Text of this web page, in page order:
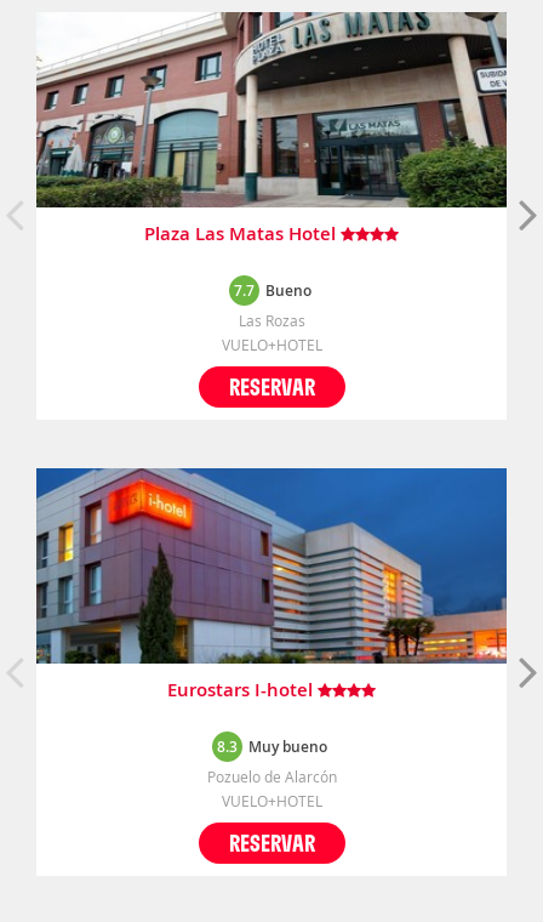
Plaza Las Matas Hotel
7.7 Bueno
Las Rozas
VUELO+HOTEL
RESERVAR
Eurostars I-hotel
8.3 Muy bueno
Pozuelo de Alarcón
VUELO+HOTEL
RESERVAR